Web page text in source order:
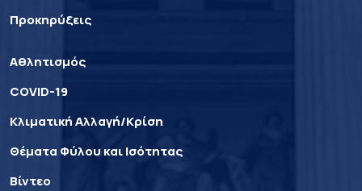
Προκηρύξεις
Αθλητισμός
COVID-19
Κλιματική Αλλαγή/Κρίση
Θέματα Φύλου και Ισότητας
Βίντεο